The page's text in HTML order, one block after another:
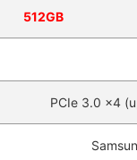
512GB
PCIe 3.0 x4